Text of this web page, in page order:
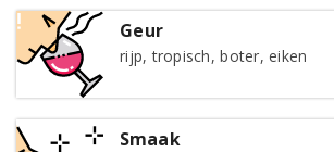
Geur
rijp, tropisch, boter, eiken
Smaak